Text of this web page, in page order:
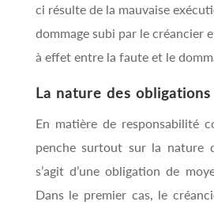
ci résulte de la mauvaise
dommage subi par le créancier
à effet entre la faute et le
La nature des obligations
En matière de responsabilité
penche surtout sur la nature
s’agit d’une obligation de
Dans le premier cas, le